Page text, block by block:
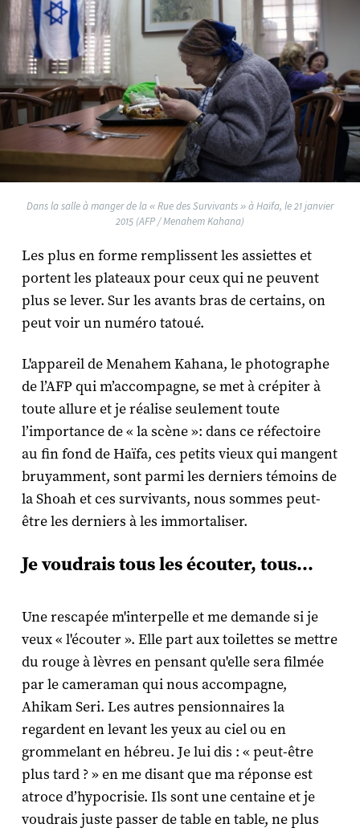
Dans la salle à manger de la « Rue des Survivants » à Haïfa, le 21 janvier
2015 (AFP / Menahem Kahana)
Les plus en forme remplissent les assiettes et
portent les plateaux pour ceux qui ne peuvent
plus se lever. Sur les avants bras de certains, on
peut voir un numéro tatoué.
L'appareil de Menahem Kahana, le photographe
de l’AFP qui m’accompagne, se met à crépiter à
toute allure et je réalise seulement toute
l’importance de « la scène »: dans ce réfectoire
au fin fond de Haïfa, ces petits vieux qui mangent
bruyamment, sont parmi les derniers témoins de
la Shoah et ces survivants, nous sommes peut-
être les derniers à les immortaliser.
Je voudrais tous les écouter, tous...
Une rescapée m'interpelle et me demande si je
veux « l'écouter ». Elle part aux toilettes se mettre
du rouge à lèvres en pensant qu'elle sera filmée
par le cameraman qui nous accompagne,
Ahikam Seri. Les autres pensionnaires la
regardent en levant les yeux au ciel ou en
grommelant en hébreu. Je lui dis : « peut-être
plus tard ? » en me disant que ma réponse est
atroce d’hypocrisie. Ils sont une centaine et je
voudrais juste passer de table en table, ne plus